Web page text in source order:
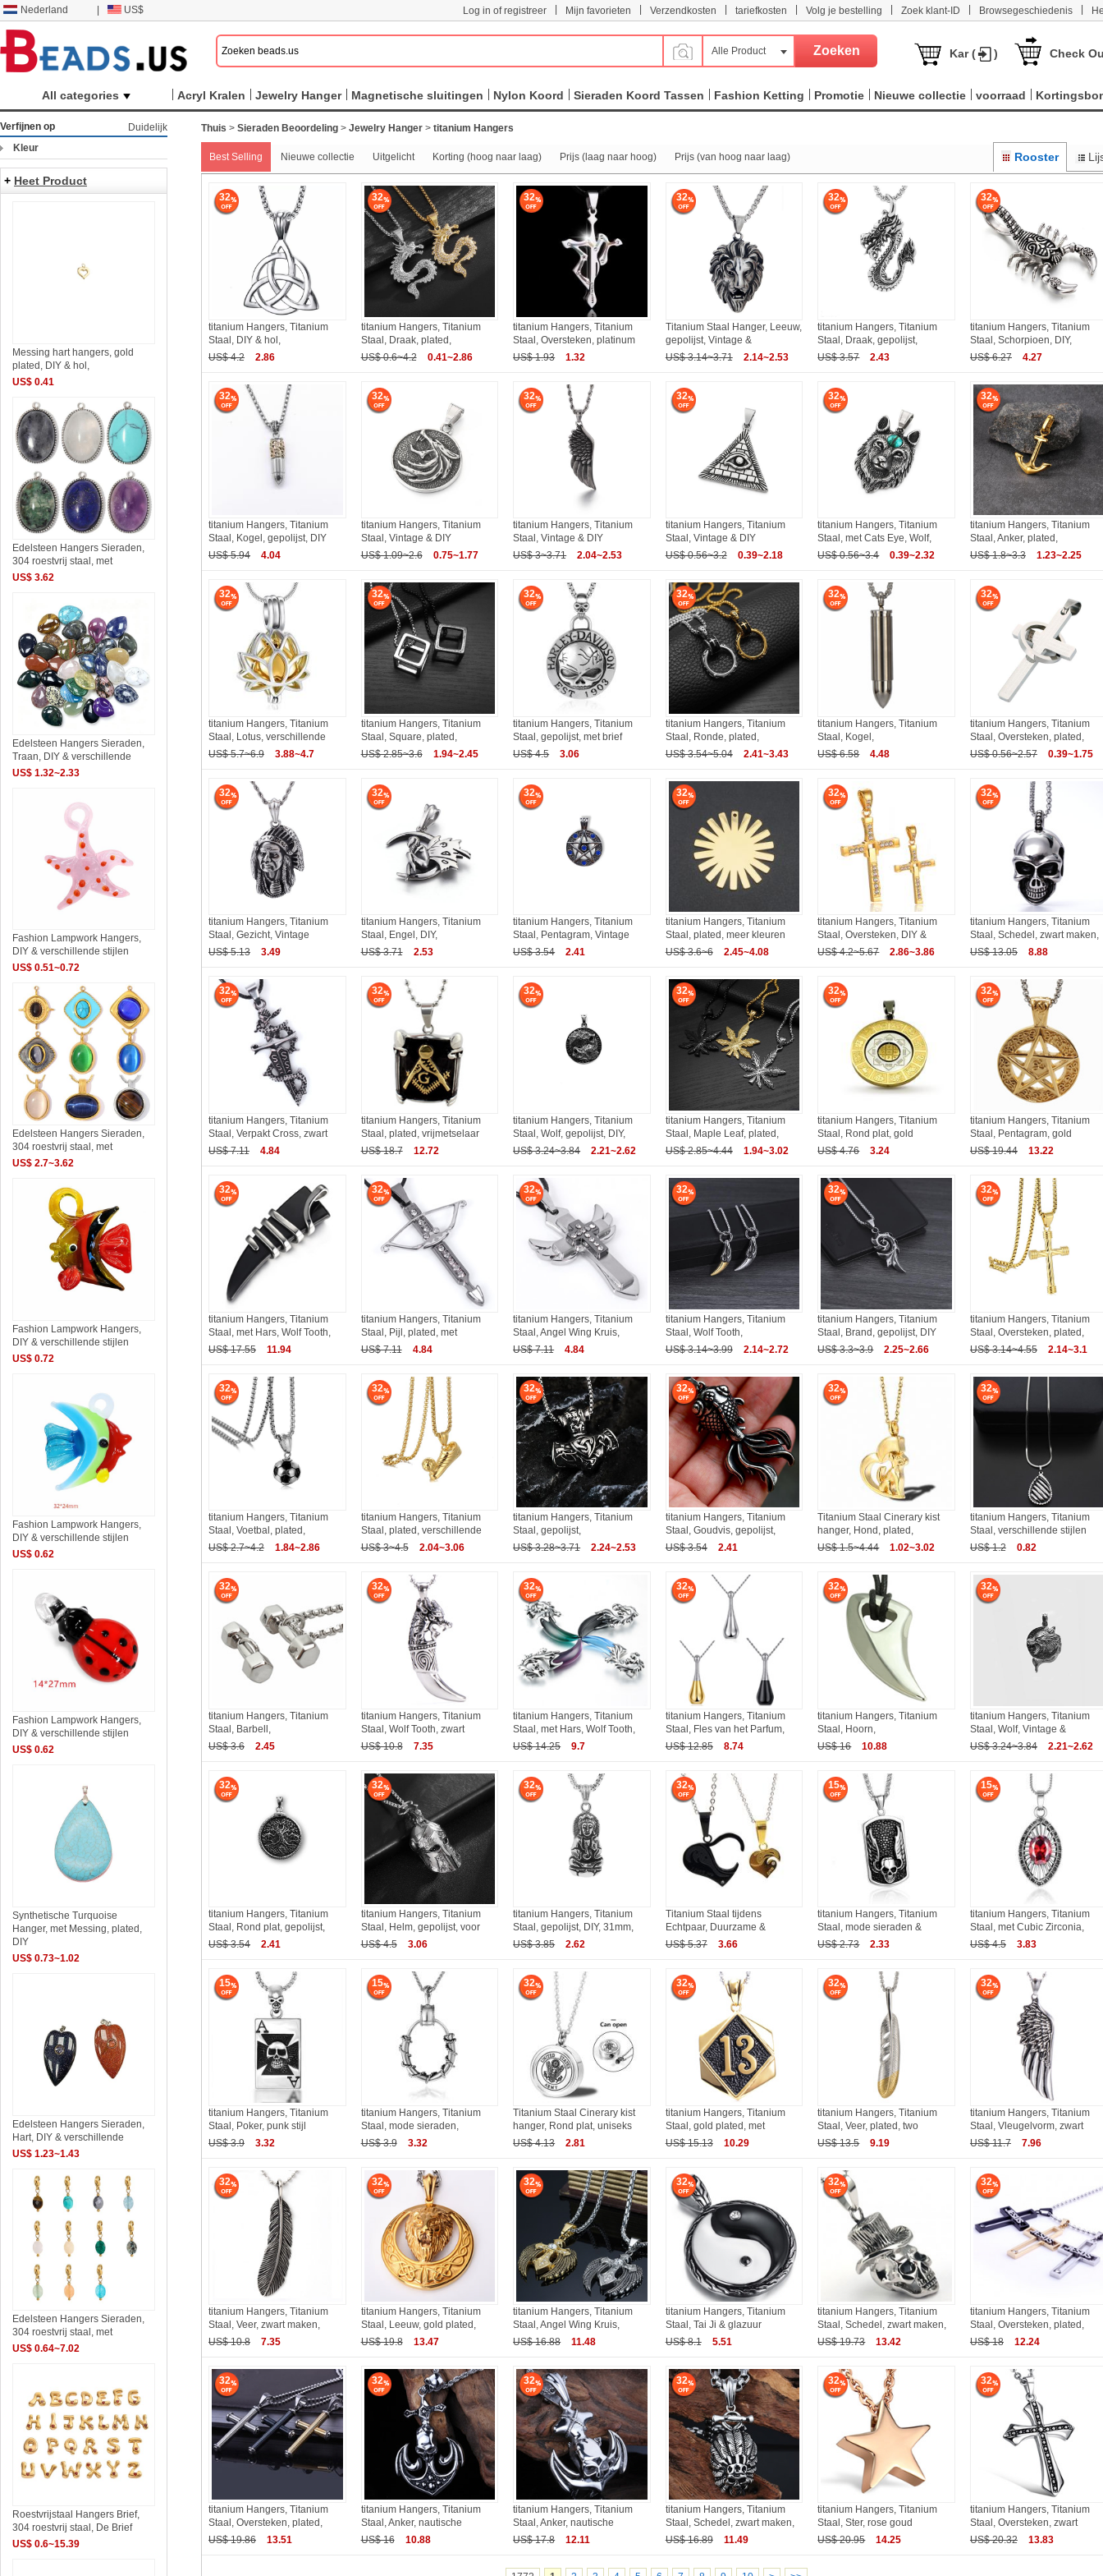
Nederland US$ Log in of registreer Mijn favorieten Verzendkosten tariefkosten Volg je bestelling Zoek klant-ID Browsegeschiedenis
Alle Product Kar ( ) Check
All categories Acryl Kralen Jewelry Hanger Magnetische sluitingen Nylon Koord Sieraden Koord Tassen Fashion Ketting Promotie Nieuwe collectie voorraad
Thuis > Sieraden Beoordeling> Jewelry Hanger> titanium Hangers
Best Selling Nieuwe collectie Uitgelicht Korting (hoog naar laag) Prijs (laag naar hoog) Prijs (van hoog naar laag) Rooster
32
titanium Hangers, Titanium
Staal, DIY & hol,
US$ 4.2
2.86
32
titanium Hangers, Titanium
Staal, Draak, plated,
US$ 0.6~4.2
0.41~2.86
32
titanium Hangers, Titanium
Staal, Oversteken, platinum
US$ 1.93
1.32
32
Titanium Staal Hanger, Leeuw,
gepolijst, Vintage &
US$ 3.14~3.71
2.14~2.53
32
titanium Hangers, Titanium
Staal, Draak, gepolijst,
US$ 3.57
2.43
32
titanium Hangers, Titanium
Staal, Schorpioen, DIY,
US$ 6.27
4.27
32
titanium Hangers, Titanium
Staal, Kogel, gepolijst, DIY
US$ 5.94
4.04
32
titanium Hangers, Titanium
Staal, Vintage & DIY
US$ 1.09~2.6
0.75~1.77
32
titanium Hangers, Titanium
Staal, Vintage & DIY
US$ 3~3.71
2.04~2.53
32
titanium Hangers, Titanium
Staal, Vintage & DIY
US$ 0.56~3.2
0.39~2.18
32
titanium Hangers, Titanium
Staal, met Cats Eye, Wolf,
US$ 0.56~3.4
0.39~2.32
32
titanium Hangers, Titanium
Staal, Anker, plated,
US$ 1.8~3.3
1.23~2.25
32
titanium Hangers, Titanium
Staal, Lotus, verschillende
US$ 5.7~6.9
3.88~4.7
32
titanium Hangers, Titanium
Staal, Square, plated,
US$ 2.85~3.6
1.94~2.45
32
titanium Hangers, Titanium
Staal, gepolijst, met brief
US$ 4.5
3.06
32
titanium Hangers, Titanium
Staal, Ronde, plated,
US$ 3.54~5.04
2.41~3.43
32
titanium Hangers, Titanium
Staal, Kogel,
US$ 6.58
4.48
32
titanium Hangers, Titanium
Staal, Oversteken, plated,
US$ 0.56~2.57
0.39~1.75
32
titanium Hangers, Titanium
Staal, Gezicht, Vintage
US$ 5.13
3.49
32
titanium Hangers, Titanium
Staal, Engel, DIY,
US$ 3.71
2.53
32
titanium Hangers, Titanium
Staal, Pentagram, Vintage
US$ 3.54
2.41
32
titanium Hangers, Titanium
Staal, plated, meer kleuren
US$ 3.6~6
2.45~4.08
32
titanium Hangers, Titanium
Staal, Oversteken, DIY &
US$ 4.2~5.67
2.86~3.86
32
titanium Hangers, Titanium
Staal, Schedel, zwart maken,
US$ 13.05
8.88
32
titanium Hangers, Titanium
Staal, Verpakt Cross, zwart
US$ 7.11
4.84
32
titanium Hangers, Titanium
Staal, plated, vrijmetselaar
US$ 18.7
12.72
32
titanium Hangers, Titanium
Staal, Wolf, gepolijst, DIY,
US$ 3.24~3.84
2.21~2.62
32
titanium Hangers, Titanium
Staal, Maple Leaf, plated,
US$ 2.85~4.44
1.94~3.02
32
titanium Hangers, Titanium
Staal, Rond plat, gold
US$ 4.76
3.24
32
titanium Hangers, Titanium
Staal, Pentagram, gold
US$ 19.44
13.22
32
titanium Hangers, Titanium
Staal, met Hars, Wolf Tooth,
US$ 17.55
11.94
32
titanium Hangers, Titanium
Staal, Pijl, plated, met
US$ 7.11
4.84
32
titanium Hangers, Titanium
Staal, Angel Wing Kruis,
US$ 7.11
4.84
32
titanium Hangers, Titanium
Staal, Wolf Tooth,
US$ 3.14~3.99
2.14~2.72
32
titanium Hangers, Titanium
Staal, Brand, gepolijst, DIY
US$ 3.3~3.9
2.25~2.66
32
titanium Hangers, Titanium
Staal, Oversteken, plated,
US$ 3.14~4.55
2.14~3.1
32
titanium Hangers, Titanium
Staal, Voetbal, plated,
US$ 2.7~4.2
1.84~2.86
32
titanium Hangers, Titanium
Staal, plated, verschillende
US$ 3~4.5
2.04~3.06
32
titanium Hangers, Titanium
Staal, gepolijst,
US$ 3.28~3.71
2.24~2.53
32
titanium Hangers, Titanium
Staal, Goudvis, gepolijst,
US$ 3.54
2.41
32
Titanium Staal Cinerary kist
hanger, Hond, plated,
US$ 1.5~4.44
1.02~3.02
32
titanium Hangers, Titanium
Staal, verschillende stijlen
US$ 1.2
0.82
32
titanium Hangers, Titanium
Staal, Barbell,
US$ 3.6
2.45
32
titanium Hangers, Titanium
Staal, Wolf Tooth, zwart
US$ 10.8
7.35
32
titanium Hangers, Titanium
Staal, met Hars, Wolf Tooth,
US$ 14.25
9.7
32
titanium Hangers, Titanium
Staal, Fles van het Parfum,
US$ 12.85
8.74
32
titanium Hangers, Titanium
Staal, Hoorn,
US$ 16
10.88
32
titanium Hangers, Titanium
Staal, Wolf, Vintage &
US$ 3.24~3.84
2.21~2.62
32
titanium Hangers, Titanium
Staal, Rond plat, gepolijst,
US$ 3.54
2.41
32
titanium Hangers, Titanium
Staal, Helm, gepolijst, voor
US$ 4.5
3.06
32
titanium Hangers, Titanium
Staal, gepolijst, DIY, 31mm,
US$ 3.85
2.62
32
Titanium Staal tijdens
Echtpaar, Duurzame &
US$ 5.37
3.66
15
titanium Hangers, Titanium
Staal, mode sieraden &
US$ 2.73
2.33
15
titanium Hangers, Titanium
Staal, met Cubic Zirconia,
US$ 4.5
3.83
15
titanium Hangers, Titanium
Staal, Poker, punk stijl
US$ 3.9
3.32
15
titanium Hangers, Titanium
Staal, mode sieraden,
US$ 3.9
3.32
32
Titanium Staal Cinerary kist
hanger, Rond plat, uniseks
US$ 4.13
2.81
32
titanium Hangers, Titanium
Staal, gold plated, met
US$ 15.13
10.29
32
titanium Hangers, Titanium
Staal, Veer, plated, two
US$ 13.5
9.19
32
titanium Hangers, Titanium
Staal, Vleugelvorm, zwart
US$ 11.7
7.96
32
titanium Hangers, Titanium
Staal, Veer, zwart maken,
US$ 10.8
7.35
32
titanium Hangers, Titanium
Staal, Leeuw, gold plated,
US$ 19.8
13.47
32
titanium Hangers, Titanium
Staal, Angel Wing Kruis,
US$ 16.88
11.48
32
titanium Hangers, Titanium
Staal, Tai Ji & glazuur
US$ 8.1
5.51
32
titanium Hangers, Titanium
Staal, Schedel, zwart maken,
US$ 19.73
13.42
32
titanium Hangers, Titanium
Staal, Oversteken, plated,
US$ 18
12.24
32
titanium Hangers, Titanium
Staal, Oversteken, plated,
US$ 19.86
13.51
32
titanium Hangers, Titanium
Staal, Anker, nautische
US$ 16
10.88
32
titanium Hangers, Titanium
Staal, Anker, nautische
US$ 17.8
12.11
32
titanium Hangers, Titanium
Staal, Schedel, zwart maken,
US$ 16.89
11.49
32
titanium Hangers, Titanium
Staal, Ster, rose goud
US$ 20.95
14.25
32
titanium Hangers, Titanium
Staal, Oversteken, zwart
US$ 20.32
13.83
Verfijnen op
Duidelijk
Kleur
+ Heet Product
Messing hart hangers, gold
plated, DIY & hol,
US$ 0.41
Edelsteen Hangers Sieraden,
304 roestvrij staal, met
US$ 3.62
Edelsteen Hangers Sieraden,
Traan, DIY & verschillende
US$ 1.32~2.33
Fashion Lampwork Hangers,
DIY & verschillende stijlen
US$ 0.51~0.72
Edelsteen Hangers Sieraden,
304 roestvrij staal, met
US$ 2.7~3.62
Fashion Lampwork Hangers,
DIY & verschillende stijlen
US$ 0.72
Fashion Lampwork Hangers,
DIY & verschillende stijlen
US$ 0.62
Fashion Lampwork Hangers,
DIY & verschillende stijlen
US$ 0.62
Synthetische Turquoise
Hanger, met Messing, plated,
DIY
US$ 0.73~1.02
Edelsteen Hangers Sieraden,
Hart, DIY & verschillende
US$ 1.23~1.43
Edelsteen Hangers Sieraden,
304 roestvrij staal, met
US$ 0.64~7.02
Roestvrijstaal Hangers Brief,
304 roestvrij staal, De Brief
US$ 0.6~15.39